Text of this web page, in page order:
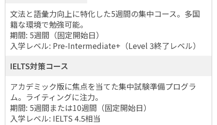
文法と語彙力向上に特化した5週間の集中コース。多国
籍な環境で勉強可能。
期間: 5週間（固定開始日）
入学レベル: Pre-Intermediate+（Level 3終了レベル）
IELTS対策コース
アカデミック版に焦点を当てた集中試験準備プログラ
ム。ライティングに注力。
期間: 5週間または10週間（固定開始日）
入学レベル: IELTS 4.5相当